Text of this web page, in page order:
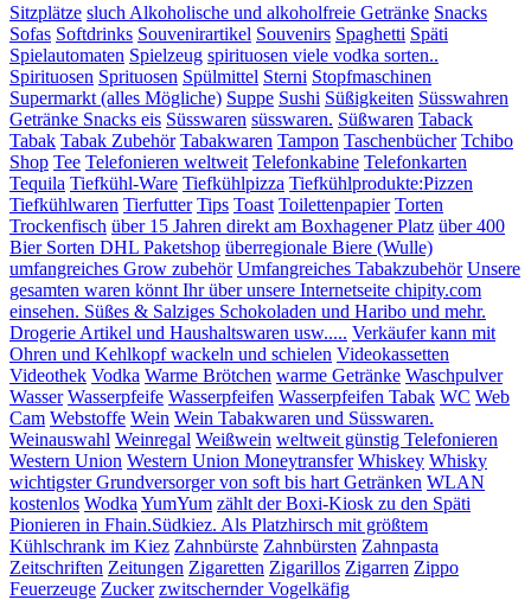
Sitzplätze sluch Alkoholische und alkoholfreie Getränke Snacks
Sofas Softdrinks Souvenirartikel Souvenirs Spaghetti Späti
Spielautomaten Spielzeug spirituosen viele vodka sorten..
Spirituosen Sprituosen Spülmittel Sterni Stopfmaschinen
Supermarkt (alles Mögliche) Suppe Sushi Süßigkeiten Süsswahren
Getränke Snacks eis Süsswaren süsswaren. Süßwaren Taback
Tabak Tabak Zubehör Tabakwaren Tampon Taschenbücher Tchibo
Shop Tee Telefonieren weltweit Telefonkabine Telefonkarten
Tequila Tiefkühl-Ware Tiefkühlpizza Tiefkühlprodukte:Pizzen
Tiefkühlwaren Tierfutter Tips Toast Toilettenpapier Torten
Trockenfisch über 15 Jahren direkt am Boxhagener Platz über 400
Bier Sorten DHL Paketshop überregionale Biere (Wulle)
umfangreiches Grow zubehör Umfangreiches Tabakzubehör Unsere
gesamten waren könnt Ihr über unsere Internetseite chipity.com
einsehen. Süßes & Salziges Schokoladen und Haribo und mehr.
Drogerie Artikel und Haushaltswaren usw..... Verkäufer kann mit
Ohren und Kehlkopf wackeln und schielen Videokassetten
Videothek Vodka Warme Brötchen warme Getränke Waschpulver
Wasser Wasserpfeife Wasserpfeifen Wasserpfeifen Tabak WC Web
Cam Webstoffe Wein Wein Tabakwaren und Süsswaren.
Weinauswahl Weinregal Weißwein weltweit günstig Telefonieren
Western Union Western Union Moneytransfer Whiskey Whisky
wichtigster Grundversorger von soft bis hart Getränken WLAN
kostenlos Wodka YumYum zählt der Boxi-Kiosk zu den Späti
Pionieren in Fhain.Südkiez. Als Platzhirsch mit größtem
Kühlschrank im Kiez Zahnbürste Zahnbürsten Zahnpasta
Zeitschriften Zeitungen Zigaretten Zigarillos Zigarren Zippo
Feuerzeuge Zucker zwitschernder Vogelkäfig